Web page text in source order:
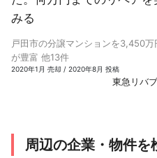
みる
戸田市の分譲マンションを3,450
が豊富 他13件
2020年1月 売却 / 2020年8月 投稿
東急リバ
周辺の企業・物件を